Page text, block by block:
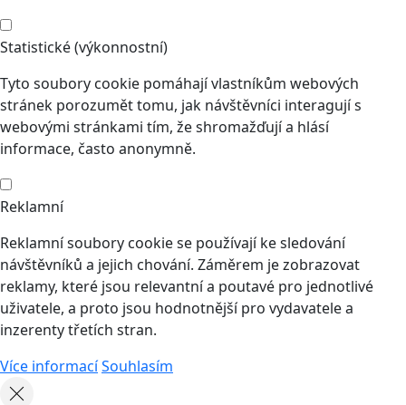
Statistické (výkonnostní)
Tyto soubory cookie pomáhají vlastníkům webových
stránek porozumět tomu, jak návštěvníci interagují s
webovými stránkami tím, že shromažďují a hlásí
informace, často anonymně.
Reklamní
Reklamní soubory cookie se používají ke sledování
návštěvníků a jejich chování. Záměrem je zobrazovat
reklamy, které jsou relevantní a poutavé pro jednotlivé
uživatele, a proto jsou hodnotnější pro vydavatele a
inzerenty třetích stran.
Více informacíSouhlasím